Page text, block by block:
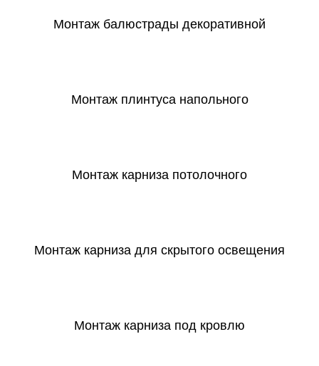
Монтаж балюстрады декоративной
Монтаж плинтуса напольного
Монтаж карниза потолочного
Монтаж карниза для скрытого освещения
Монтаж карниза под кровлю